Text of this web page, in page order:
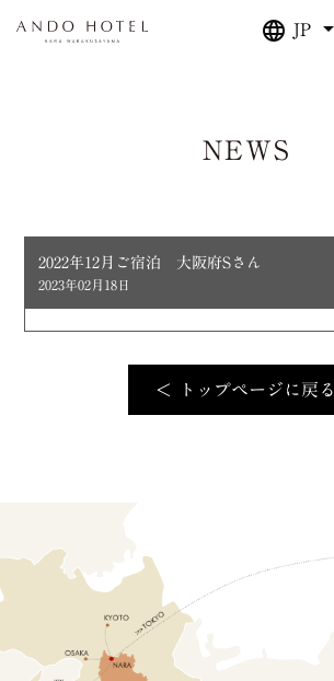
JP
NEWS
2022年12月ご宿泊 大阪府Sさん
2023年02月18日
＜ トップページに戻る